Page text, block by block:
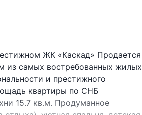
ЖК «Каскад» Продается
из самых востребованных жилых
и престижного
квартиры по СНБ
15.7 кв.м. Продуманное